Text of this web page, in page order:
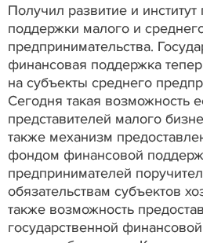
Получил развитие и институт
поддержки малого и
предпринимательства.
финансовая поддержка
на субъекты среднего
Сегодня такая возможность
представителей малого
также механизм
фондом финансовой
предпринимателей
обязательствам субъектов
также возможность
государственной